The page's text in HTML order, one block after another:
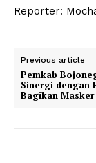
Reporter:
Previous article
Pemkab
Sinergi dengan
Bagikan Masker